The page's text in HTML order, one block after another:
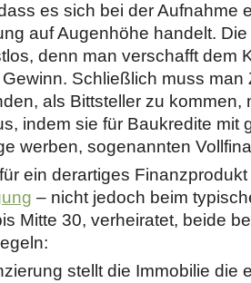
es sich bei der Aufnahme
auf Augenhöhe handelt.
denn man verschafft dem
Schließlich muss man
als Bittsteller zu kommen,
indem sie für Baukredite mit
werben, sogenannten
ein derartiges
– nicht jedoch beim
Mitte 30, verheiratet, beide
stellt die Immobilie die